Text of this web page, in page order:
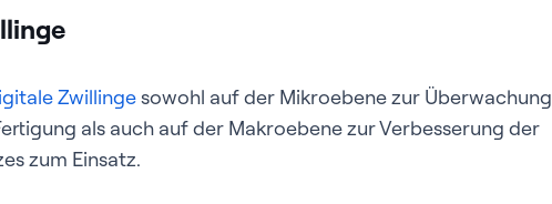
Zwillingesowohl auf der Mikroebene zur Überwachung
als auch auf der Makroebene zur Verbesserung der
zum Einsatz.